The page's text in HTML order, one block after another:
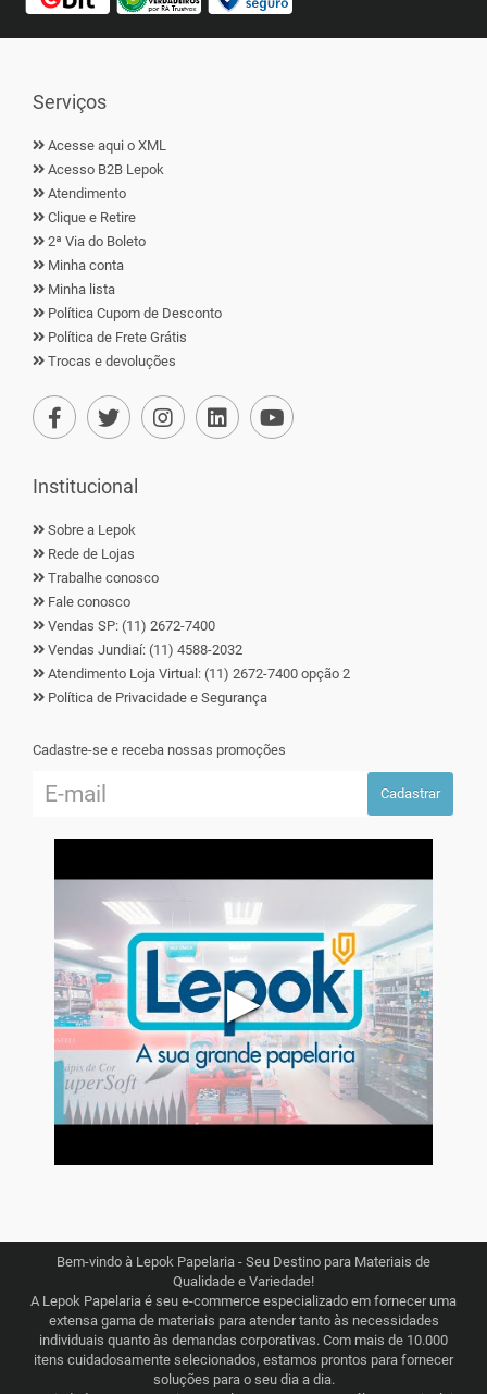
Serviços
Acesse aqui o XML
Acesso B2B Lepok
Atendimento
Clique e Retire
2ª Via do Boleto
Minha conta
Minha lista
Política Cupom de Desconto
Política de Frete Grátis
Trocas e devoluções
Institucional
Sobre a Lepok
Rede de Lojas
Trabalhe conosco
Fale conosco
Vendas SP: (11) 2672-7400
Vendas Jundiaí: (11) 4588-2032
Atendimento Loja Virtual: (11) 2672-7400 opção 2
Política de Privacidade e Segurança
Cadastre-se e receba nossas promoções
Cadastrar
▶
Bem-vindo à Lepok Papelaria - Seu Destino para Materiais de
Qualidade e Variedade!
A Lepok Papelaria é seu e-commerce especializado em fornecer uma
extensa gama de materiais para atender tanto às necessidades
individuais quanto às demandas corporativas. Com mais de 10.000
itens cuidadosamente selecionados, estamos prontos para fornecer
soluções para o seu dia a dia.